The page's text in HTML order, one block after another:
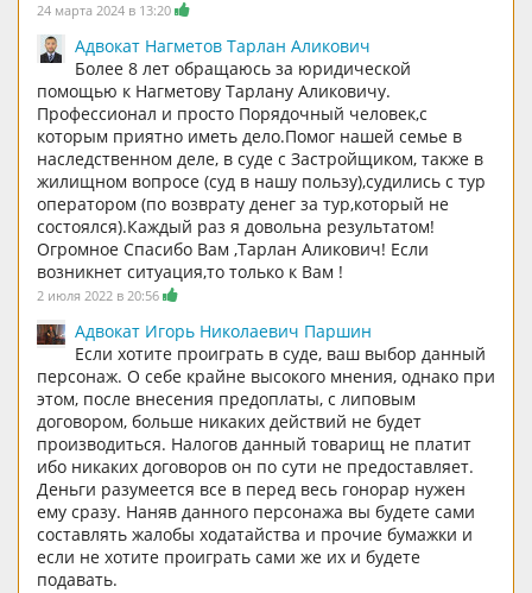
24 марта 2024 в 13:20
Адвокат Нагметов Тарлан Аликович
Более 8 лет обращаюсь за юридической
помощью к Нагметову Тарлану Аликовичу.
Профессионал и просто Порядочный человек,с
которым приятно иметь дело.Помог нашей семье в
наследственном деле, в суде с Застройщиком, также в
жилищном вопросе (суд в нашу пользу),судились с тур
оператором (по возврату денег за тур,который не
состоялся).Каждый раз я довольна результатом!
Огромное Спасибо Вам ,Тарлан Аликович! Если
возникнет ситуация,то только к Вам !
2 июля 2022 в 20:56
Адвокат Игорь Николаевич Паршин
Если хотите проиграть в суде, ваш выбор данный
персонаж. О себе крайне высокого мнения, однако при
этом, после внесения предоплаты, с липовым
договором, больше никаких действий не будет
производиться. Налогов данный товарищ не платит
ибо никаких договоров он по сути не предоставляет.
Деньги разумеется все в перед весь гонорар нужен
ему сразу. Наняв данного персонажа вы будете сами
составлять жалобы ходатайства и прочие бумажки и
если не хотите проиграть сами же их и будете
подавать.